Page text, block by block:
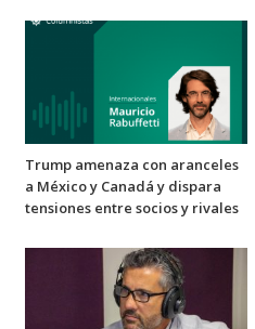
Trump amenaza con aranceles
a México y Canadá y dispara
tensiones entre socios y rivales